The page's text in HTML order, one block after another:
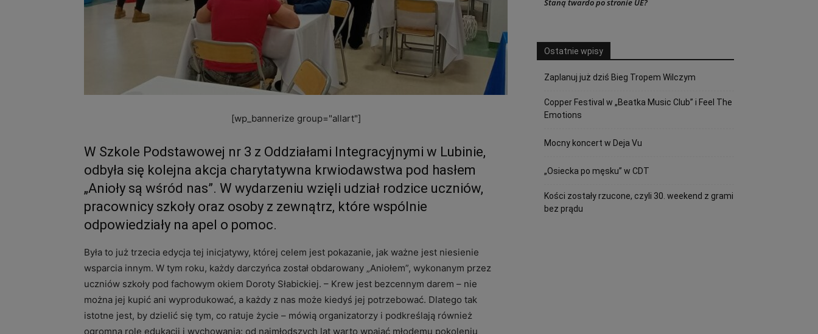
[wp_bannerize group="allart"]
W Szkole Podstawowej nr 3 z Oddziałami Integracyjnymi w Lubinie,
odbyła się kolejna akcja charytatywna krwiodawstwa pod hasłem
„Anioły są wśród nas”. W wydarzeniu wzięli udział rodzice uczniów,
pracownicy szkoły oraz osoby z zewnątrz, które wspólnie
odpowiedziały na apel o pomoc.
Była to już trzecia edycja tej inicjatywy, której celem jest pokazanie, jak ważne jest niesienie
wsparcia innym. W tym roku, każdy darczyńca został obdarowany „Aniołem”, wykonanym przez
uczniów szkoły pod fachowym okiem Doroty Słabickiej. – Krew jest bezcennym darem – nie
można jej kupić ani wyprodukować, a każdy z nas może kiedyś jej potrzebować. Dlatego tak
istotne jest, by dzielić się tym, co ratuje życie – mówią organizatorzy i podkreślają również
ogromną rolę edukacji i wychowania: od najmłodszych lat warto wpajać młodemu pokoleniu
Staną twardo po stronie UE?
Ostatnie wpisy
Zaplanuj już dziś Bieg Tropem Wilczym
Copper Festival w „Beatka Music Club” i Feel The
Emotions
Mocny koncert w Deja Vu
„Osiecka po męsku” w CDT
Kości zostały rzucone, czyli 30. weekend z grami
bez prądu